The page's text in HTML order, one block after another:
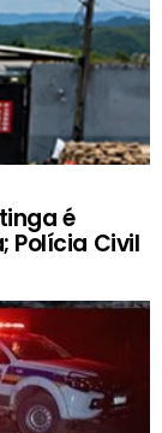
é
Polícia Civil